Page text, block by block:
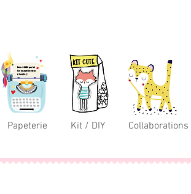
Papeterie Kit / DIY Collaborations